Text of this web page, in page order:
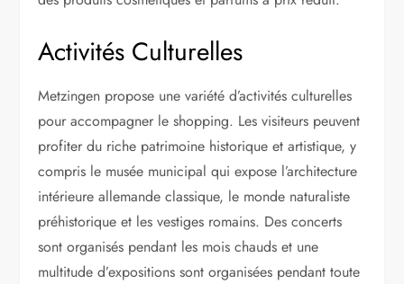
Activités Culturelles
Metzingen propose une variété d’activités culturelles
pour accompagner le shopping. Les visiteurs peuvent
profiter du riche patrimoine historique et artistique, y
compris le musée municipal qui expose l’architecture
intérieure allemande classique, le monde naturaliste
préhistorique et les vestiges romains. Des concerts
sont organisés pendant les mois chauds et une
multitude d’expositions sont organisées pendant toute